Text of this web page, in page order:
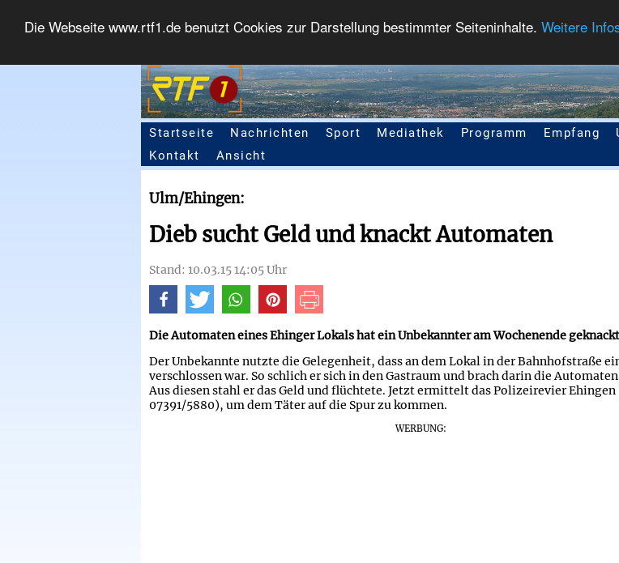
Die Webseite www.rtf1.de benutzt Cookies zur Darstellung bestimmter Seiteninhalte. Weitere
Seitennavigation
Startseite Nachrichten Sport Mediathek Programm Empfang
Kontakt
Ansicht
Ulm/Ehingen:
Dieb sucht Geld und knackt Automaten
Stand: 10.03.15 14:05 Uhr
Die Automaten eines Ehinger Lokals hat ein Unbekannter am Wochenende
Der Unbekannte nutzte die Gelegenheit, dass an dem Lokal in der Bahnhofstraße
verschlossen war. So schlich er sich in den Gastraum und brach darin die
Aus diesen stahl er das Geld und flüchtete. Jetzt ermittelt das Polizeirevier Ehingen
07391/5880), um dem Täter auf die Spur zu kommen.
WERBUNG: